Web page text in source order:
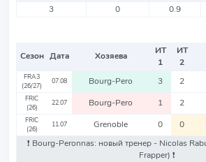
3
0 0.9
Сезон Дата Хозяева
ИТ
1
ИТ
2
FRA3
(26/27)
07.08 Bourg-Pero 3 2
FRIC
(26)
22.07 Bourg-Pero 1 2
FRIC
(26)
11.07 Grenoble 0 0
❗️ Bourg-Peronnas: новый тренер - Nicolas
Frapper) ❗️